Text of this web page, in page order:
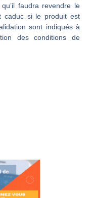
faudra revendre le
caduc si le produit est
sont indiqués à
des conditions de